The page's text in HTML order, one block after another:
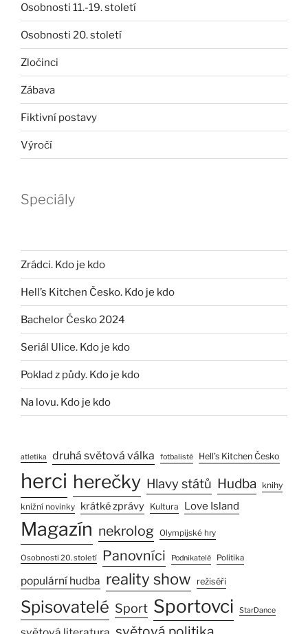
Osobnosti 11.-19. století
Osobnosti 20. století
Zločinci
Zábava
Fiktivní postavy
Výročí
Speciály
Zrádci. Kdo je kdo
Hell’s Kitchen Česko. Kdo je kdo
Bachelor Česko 2024
Seriál Ulice. Kdo je kdo
Poklad z půdy. Kdo je kdo
Na lovu. Kdo je kdo
atletika druhá světová válka fotbalisté Hell’s Kitchen Česko
herci herečky Hlavy států Hudba knihy
knižní novinky krátké zprávy Kultura Love Island
Magazín nekrolog Olympijské hry
Osobnosti 20. století Panovníci Podnikatelé Politika
populární hudba reality show režiséři
Spisovatelé Sport Sportovci StarDance